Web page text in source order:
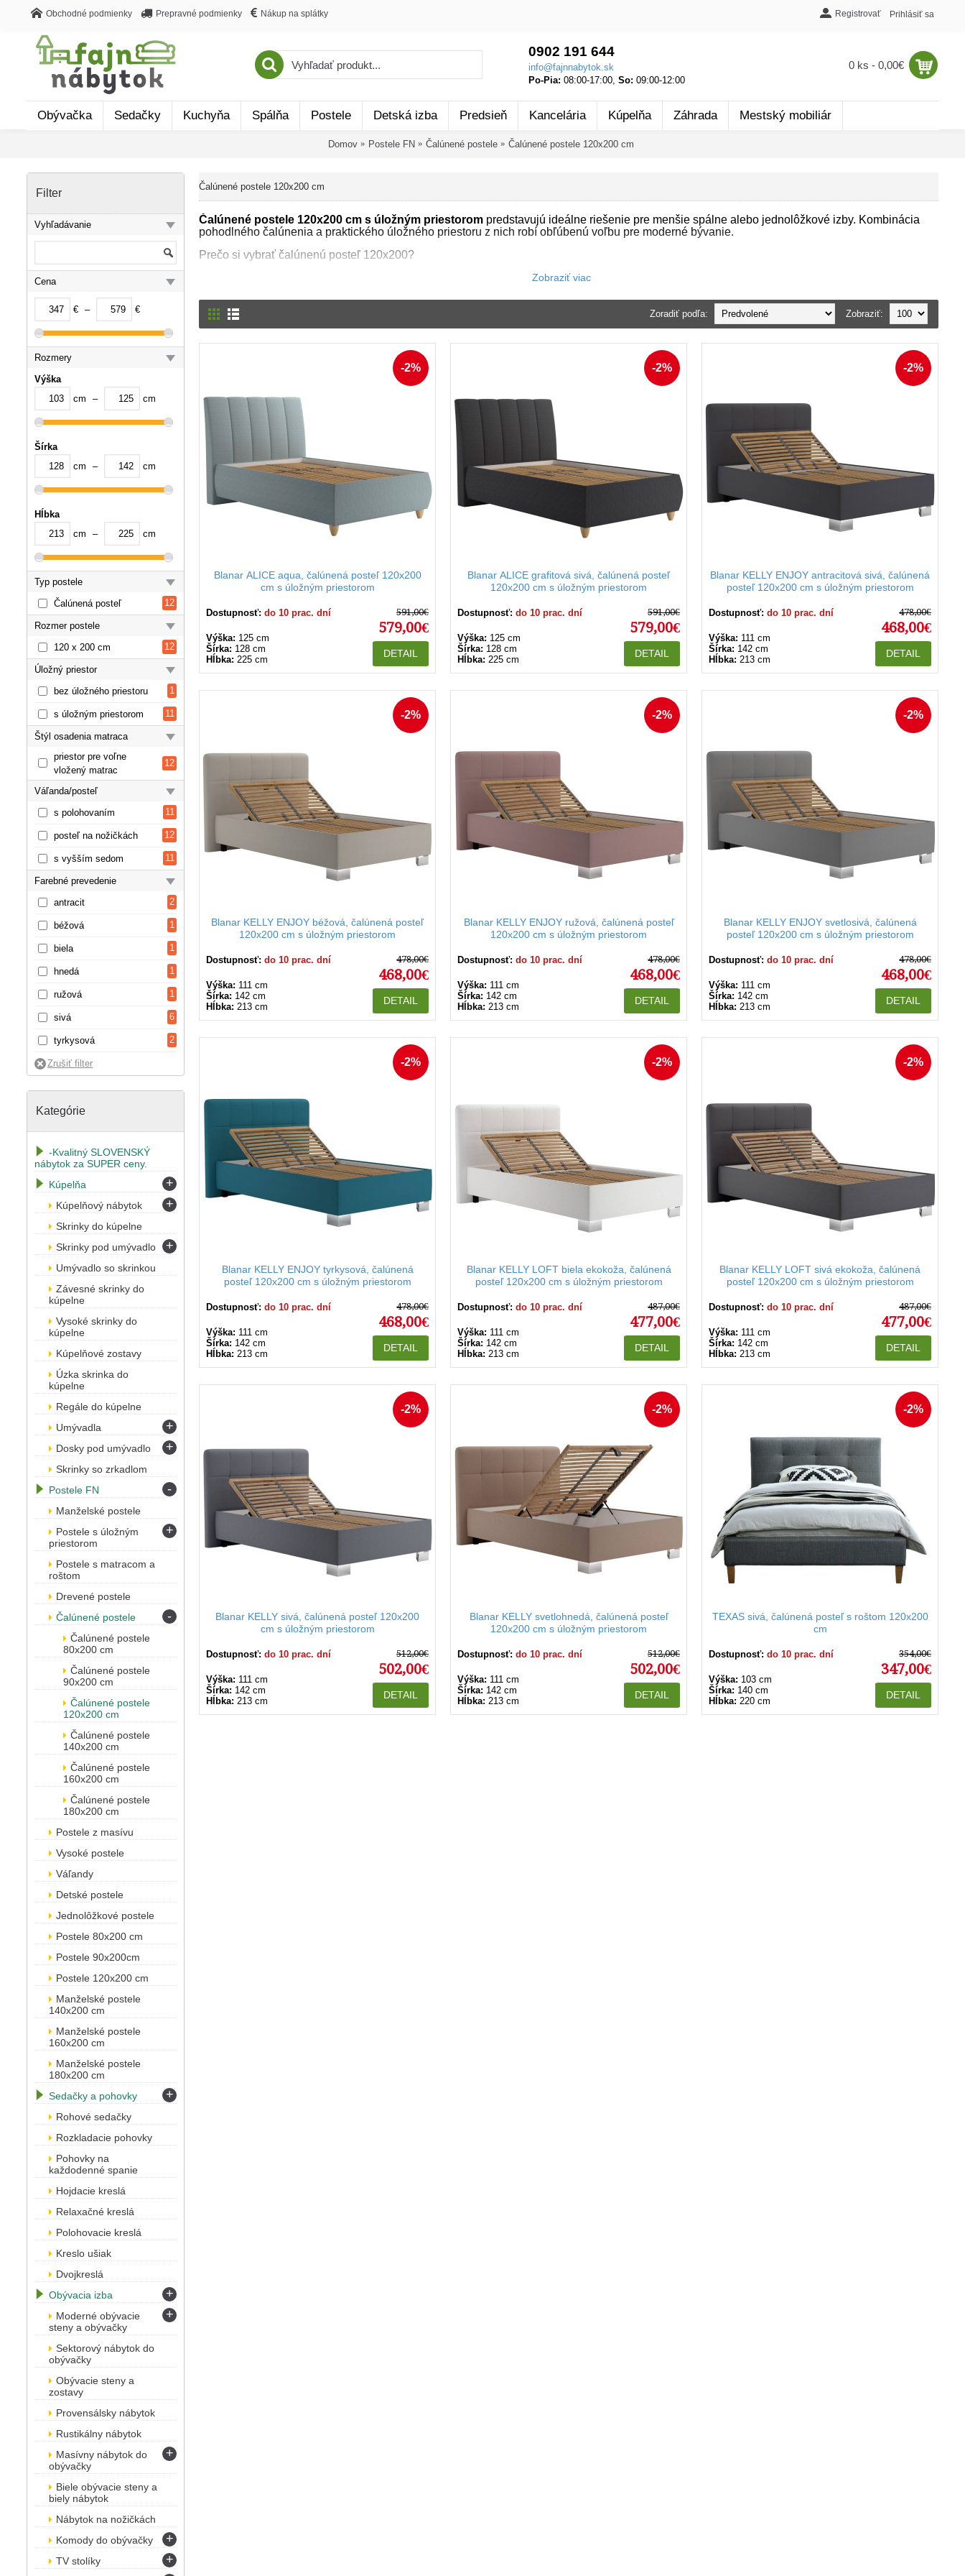
Obchodné podmienky Prepravné podmienky Nákup na splátky Registrovať Prihlásiť sa
0902 191 644
info@fajnnabytok.sk
Po-Pia: 08:00-17:00, So: 09:00-12:00
0 ks - 0,00€
Obývačka Sedačky Kuchyňa Spálňa Postele Detská izba Predsieň Kancelária Kúpelňa Záhrada Mestský mobiliár
Domov Postele FN Čalúnené postele Čalúnené postele 120x200 cm
Filter
Vyhľadávanie
Cena
€ – €
Rozmery
Výška
cm
– cm
Šírka
cm
– cm
Hĺbka
cm
– cm
Typ postele
Čalúnená posteľ
12
Rozmer postele
120 x 200 cm
12
Úložný priestor
bez úložného priestoru
1
s úložným priestorom 11
Štýl osadenia matraca
priestor pre voľne
vložený matrac
12
Váľanda/posteľ
s polohovaním
11
posteľ na nožičkách 12
s vyšším sedom 11
Farebné prevedenie
antracit
2
béžová 1
biela 1
hnedá 1
ružová 1
sivá 6
tyrkysová 2
Kategórie
-Kvalitný SLOVENSKÝ
nábytok za SUPER ceny.
Kúpelňa
+
Kúpelňový nábytok +
Skrinky do kúpelne
Skrinky pod umývadlo
+
Umývadlo so skrinkou
Závesné skrinky do
kúpelne
Vysoké skrinky do
kúpelne
Kúpelňové zostavy
Úzka skrinka do
kúpelne
Regále do kúpelne
Umývadla
+
Dosky pod umývadlo +
Skrinky so zrkadlom
Postele FN
-
Manželské postele
Postele s úložným
priestorom
+
Postele s matracom a
roštom
Drevené postele
Čalúnené postele
-
Čalúnené postele
80x200 cm
Čalúnené postele
90x200 cm
Čalúnené postele
120x200 cm
Čalúnené postele
140x200 cm
Čalúnené postele
160x200 cm
Čalúnené postele
180x200 cm
Postele z masívu
Vysoké postele
Váľandy
Detské postele
Jednolôžkové postele
Postele 80x200 cm
Postele 90x200cm
Postele 120x200 cm
Manželské postele
140x200 cm
Manželské postele
160x200 cm
Manželské postele
180x200 cm
Sedačky a pohovky
+
Rohové sedačky
Rozkladacie pohovky
Pohovky na
každodenné spanie
Hojdacie kreslá
Relaxačné kreslá
Polohovacie kreslá
Kreslo ušiak
Dvojkreslá
Obývacia izba
+
Moderné obývacie
steny a obývačky
+
Sektorový nábytok do
obývačky
Obývacie steny a
zostavy
Provensálsky nábytok
Rustikálny nábytok
Masívny nábytok do
obývačky
+
Biele obývacie steny a
biely nábytok
Nábytok na nožičkách
Komody do obývačky
+
TV stolíky
+
Čalúnené postele 120x200 cm
Čalúnené postele 120x200 cm s úložným priestorom predstavujú ideálne riešenie pre menšie spálne alebo jednolôžkové izby. Kombinácia
pohodlného čalúnenia a praktického úložného priestoru z nich robí obľúbenú voľbu pre moderné bývanie.
Prečo si vybrať čalúnenú posteľ 120x200?
ponúka optimálny priestor pre jednu osobu s dostatkom miesta na pohodlný spánok. Čalúnenie poskytuje nielen
zároveň poskytuje pohodlie jednolôžka.
Moderné čalúnené postele využívajú kvalitné materiály ako:
Čalúnené postele 120x200 cm predstavujú ideálnu kombináciu štýlu, pohodlia a praktickosti. S integrovaným úložným priestorom ponúkajú
komplexné riešenie pre modernú spálňu.
Zobraziť:
Zoradiť podľa:
-2%
Blanar ALICE aqua, čalúnená posteľ 120x200
cm s úložným priestorom
Dostupnosť: do 10 prac. dní
Výška: 125 cm
Šírka: 128 cm
Hĺbka: 225 cm
591,00€
579,00€
DETAIL
-2%
Blanar ALICE grafitová sivá, čalúnená posteľ
120x200 cm s úložným priestorom
Dostupnosť: do 10 prac. dní
Výška: 125 cm
Šírka: 128 cm
Hĺbka: 225 cm
591,00€
579,00€
DETAIL
-2%
Blanar KELLY ENJOY antracitová sivá, čalúnená
posteľ 120x200 cm s úložným priestorom
Dostupnosť: do 10 prac. dní
Výška: 111 cm
Šírka: 142 cm
Hĺbka: 213 cm
478,00€
468,00€
DETAIL
-2%
Blanar KELLY ENJOY béžová, čalúnená posteľ
120x200 cm s úložným priestorom
Dostupnosť: do 10 prac. dní
Výška: 111 cm
Šírka: 142 cm
Hĺbka: 213 cm
478,00€
468,00€
DETAIL
-2%
Blanar KELLY ENJOY ružová, čalúnená posteľ
120x200 cm s úložným priestorom
Dostupnosť: do 10 prac. dní
Výška: 111 cm
Šírka: 142 cm
Hĺbka: 213 cm
478,00€
468,00€
DETAIL
-2%
Blanar KELLY ENJOY svetlosivá, čalúnená
posteľ 120x200 cm s úložným priestorom
Dostupnosť: do 10 prac. dní
Výška: 111 cm
Šírka: 142 cm
Hĺbka: 213 cm
478,00€
468,00€
DETAIL
-2%
Blanar KELLY ENJOY tyrkysová, čalúnená
posteľ 120x200 cm s úložným priestorom
Dostupnosť: do 10 prac. dní
Výška: 111 cm
Šírka: 142 cm
Hĺbka: 213 cm
478,00€
468,00€
DETAIL
-2%
Blanar KELLY LOFT biela ekokoža, čalúnená
posteľ 120x200 cm s úložným priestorom
Dostupnosť: do 10 prac. dní
Výška: 111 cm
Šírka: 142 cm
Hĺbka: 213 cm
487,00€
477,00€
DETAIL
-2%
Blanar KELLY LOFT sivá ekokoža, čalúnená
posteľ 120x200 cm s úložným priestorom
Dostupnosť: do 10 prac. dní
Výška: 111 cm
Šírka: 142 cm
Hĺbka: 213 cm
487,00€
477,00€
DETAIL
-2%
Blanar KELLY sivá, čalúnená posteľ 120x200
cm s úložným priestorom
Dostupnosť: do 10 prac. dní
Výška: 111 cm
Šírka: 142 cm
Hĺbka: 213 cm
512,00€
502,00€
DETAIL
-2%
Blanar KELLY svetlohnedá, čalúnená posteľ
120x200 cm s úložným priestorom
Dostupnosť: do 10 prac. dní
Výška: 111 cm
Šírka: 142 cm
Hĺbka: 213 cm
512,00€
502,00€
DETAIL
-2%
TEXAS sivá, čalúnená posteľ s roštom 120x200
cm
Dostupnosť: do 10 prac. dní
Výška: 103 cm
Šírka: 140 cm
Hĺbka: 220 cm
354,00€
347,00€
DETAIL